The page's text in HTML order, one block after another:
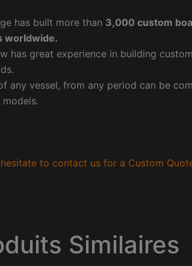
has built more than 3,000 custom
worldwide.
has great experience in building
any vessel, from any period can be
to contact us for a Custom
Similaires